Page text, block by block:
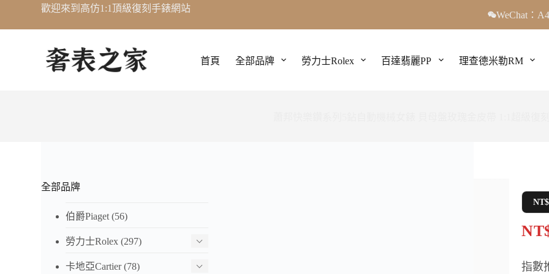
至
歡迎來到高仿1:1頂級復刻手錶網站
WeChat：
首頁 全部品牌 勞力士Rolex 百達翡麗PP 理查德米勒RM
指數
全部品牌
伯爵Piaget (56)
勞力士Rolex (297)
卡地亞Cartier(78)